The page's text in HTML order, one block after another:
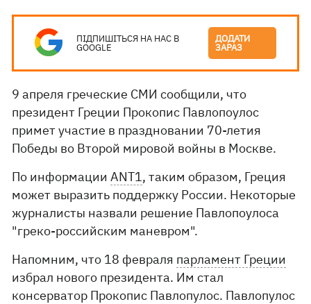
ПІДПИШІТЬСЯ НА НАС В
GOOGLE
ДОДАТИ
ЗАРАЗ
9 апреля греческие СМИ сообщили, что
президент Греции Прокопис Павлопоулос
примет участие в праздновании 70-летия
Победы во Второй мировой войны в Москве.
По информацииANT1, таким образом, Греция
может выразить поддержку России. Некоторые
журналисты назвали решение Павлопоулоса
"греко-российским маневром".
Напомним, что 18 февраля парламент Греции
избрал нового президента. Им стал
консерватор Прокопис Павлопулос. Павлопулос